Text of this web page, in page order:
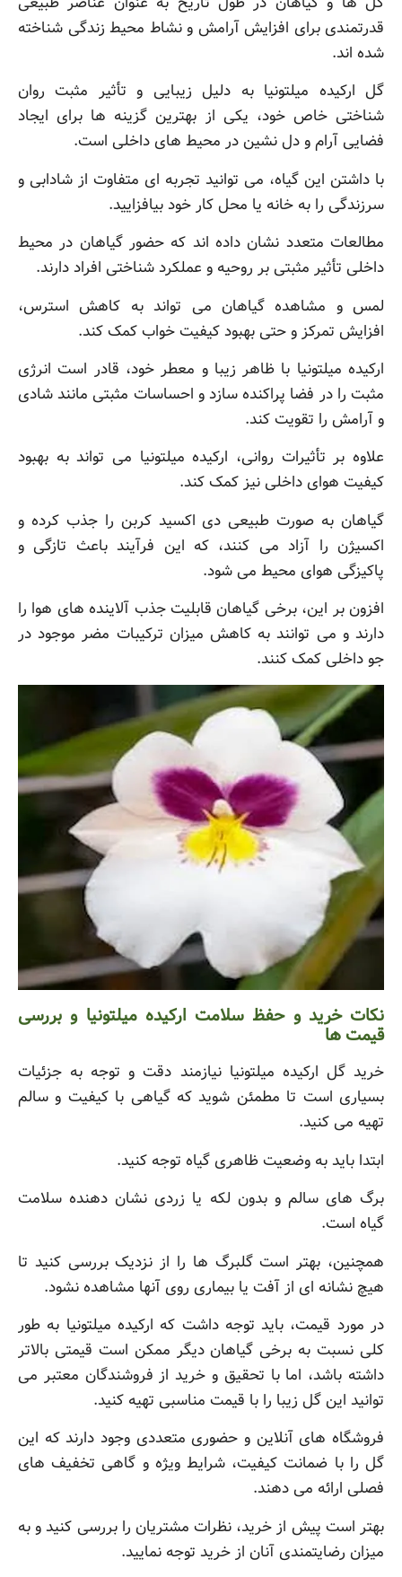
قدرتمندی برای افزایش آرامش و نشاط محیط زندگی شناخته
شده اند.
گل ارکیده میلتونیا به دلیل زیبایی و تأثیر مثبت روان
شناختی خاص خود، یکی از بهترین گزینه ها برای ایجاد
فضایی آرام و دل نشین در محیط های داخلی است.
با داشتن این گیاه، می توانید تجربه ای متفاوت از شادابی و
سرزندگی را به خانه یا محل کار خود بیافزایید.
مطالعات متعدد نشان داده اند که حضور گیاهان در محیط
داخلی تأثیر مثبتی بر روحیه و عملکرد شناختی افراد دارند.
لمس و مشاهده گیاهان می تواند به کاهش استرس،
افزایش تمرکز و حتی بهبود کیفیت خواب کمک کند.
ارکیده میلتونیا با ظاهر زیبا و معطر خود، قادر است انرژی
مثبت را در فضا پراکنده سازد و احساسات مثبتی مانند شادی
و آرامش را تقویت کند.
علاوه بر تأثیرات روانی، ارکیده میلتونیا می تواند به بهبود
کیفیت هوای داخلی نیز کمک کند.
گیاهان به صورت طبیعی دی اکسید کربن را جذب کرده و
اکسیژن را آزاد می کنند، که این فرآیند باعث تازگی و
پاکیزگی هوای محیط می شود.
افزون بر این، برخی گیاهان قابلیت جذب آلاینده های هوا را
دارند و می توانند به کاهش میزان ترکیبات مضر موجود در
جو داخلی کمک کنند.
نکات خرید و حفظ سلامت ارکیده میلتونیا و بررسی
قیمت ها
خرید گل ارکیده میلتونیا نیازمند دقت و توجه به جزئیات
بسیاری است تا مطمئن شوید که گیاهی با کیفیت و سالم
تهیه می کنید.
ابتدا باید به وضعیت ظاهری گیاه توجه کنید.
برگ های سالم و بدون لکه یا زردی نشان دهنده سلامت
گیاه است.
همچنین، بهتر است گلبرگ ها را از نزدیک بررسی کنید تا
هیچ نشانه ای از آفت یا بیماری روی آنها مشاهده نشود.
در مورد قیمت، باید توجه داشت که ارکیده میلتونیا به طور
کلی نسبت به برخی گیاهان دیگر ممکن است قیمتی بالاتر
داشته باشد، اما با تحقیق و خرید از فروشندگان معتبر می
توانید این گل زیبا را با قیمت مناسبی تهیه کنید.
فروشگاه های آنلاین و حضوری متعددی وجود دارند که این
گل را با ضمانت کیفیت، شرایط ویژه و گاهی تخفیف های
فصلی ارائه می دهند.
بهتر است پیش از خرید، نظرات مشتریان را بررسی کنید و به
میزان رضایتمندی آنان از خرید توجه نمایید.